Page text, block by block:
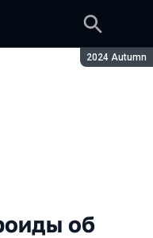
Сезон:
2024 Autumn
об